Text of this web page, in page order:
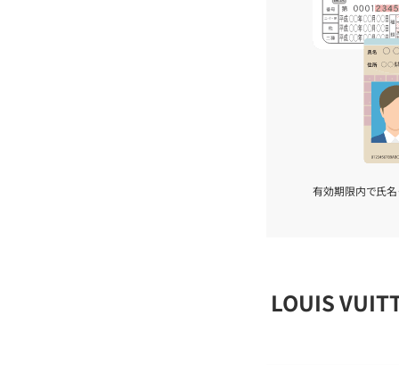
有効期限内で氏名
LOUIS